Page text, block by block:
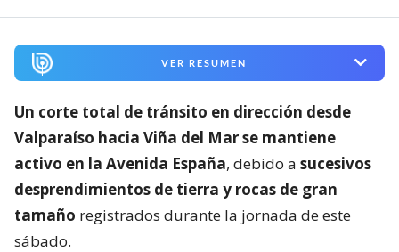
VER RESUMEN
Un corte total de tránsito en dirección desde
Valparaíso hacia Viña del Mar se mantiene
activo en la Avenida España, debido a sucesivos
desprendimientos de tierra y rocas de gran
tamaño registrados durante la jornada de este
sábado.